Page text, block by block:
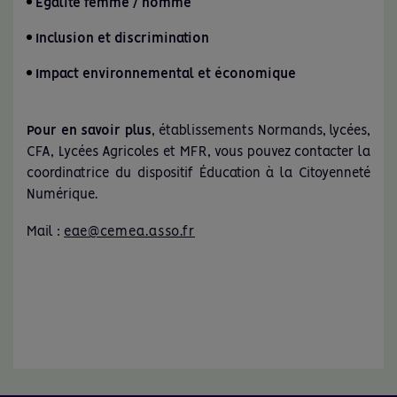
Égalité femme / homme
Inclusion et discrimination
Impact environnemental et économique
Pour en savoir plus, établissements Normands, lycées,
CFA, Lycées Agricoles et MFR, vous pouvez contacter la
coordinatrice du dispositif Éducation à la Citoyenneté
Numérique.
Mail : eae@cemea.asso.fr